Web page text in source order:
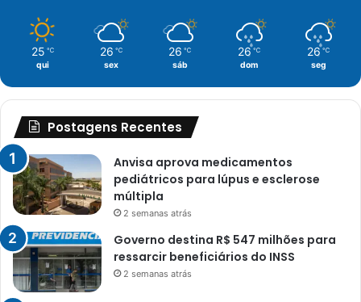
25 ℃
qui
26 ℃
sex
26 ℃
sáb
26 ℃
dom
26 ℃
seg
Postagens Recentes
Anvisa aprova medicamentos
pediátricos para lúpus e esclerose
múltipla
2 semanas atrás
Governo destina R$ 547 milhões para
ressarcir beneficiários do INSS
2 semanas atrás